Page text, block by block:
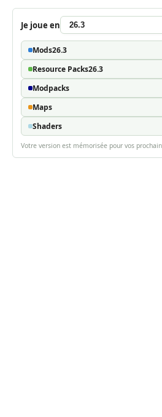
Je joue en
Mods26.3
Resource Packs26.3
Modpacks
Maps
Shaders
Votre version est mémorisée pour vos